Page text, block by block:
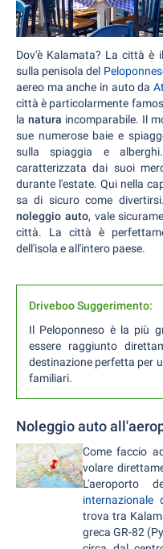
Dov'è Kalamata? La città è
sulla penisola del
aereo ma anche in auto da
città è particolarmente
la natura incomparabile. Il
sue numerose baie e
sulla spiaggia e
caratterizzata dai suoi
durante l'estate. Qui nella
sa di sicuro come
noleggio auto, vale
città. La città è
dell'isola e all'intero paese.
Driveboo Suggerimento:
Il Peloponneso è la più
essere raggiunto
destinazione perfetta per
familiari.
Noleggio auto
Come faccio
volare
L'aeroporto
trova tra
greca GR-82